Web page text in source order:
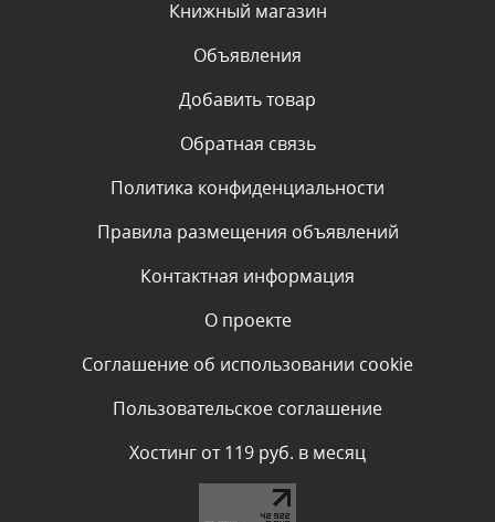
Комментарий проверяется
Текст комментария будет виден после проверки
администратором.
Комментарий проверяется
администратором.
Комментарий проверяется
администратором.
Комментарий проверяется
Текст комментария будет виден после проверки
Книжный магазин
Объявления
Добавить товар
Обратная связь
Политика конфиденциальности
Правила размещения объявлений
Контактная информация
О проекте
Соглашение об использовании cookie
Пользовательское соглашение
Хостинг от 119 руб. в месяц